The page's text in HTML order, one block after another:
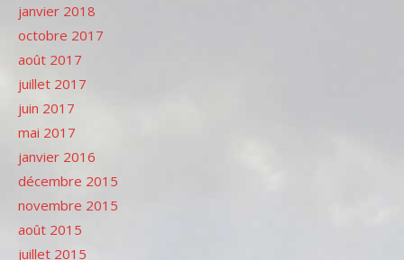
janvier 2018
octobre 2017
août 2017
juillet 2017
juin 2017
mai 2017
janvier 2016
décembre 2015
novembre 2015
août 2015
juillet 2015